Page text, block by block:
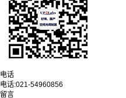
电话
电话:021-54960856
留言